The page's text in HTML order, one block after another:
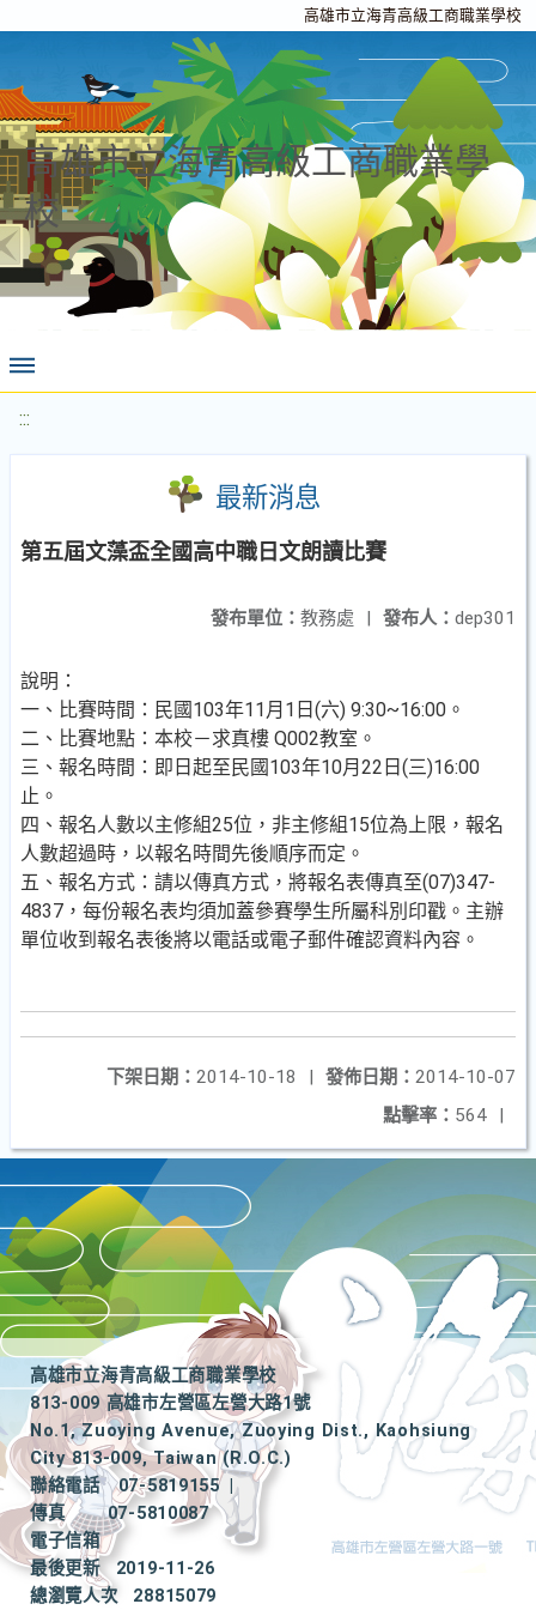
高雄市立海青高級工商職業學校
高雄市立海青高級工商職業學
校
:::
最新消息
第五屆文藻盃全國高中職日文朗讀比賽
發布人： dep301
發布單位： 教務處 |
說明：
一、比賽時間：民國103年11月1日(六) 9:30~16:00。
二、比賽地點：本校－求真樓 Q002教室。
三、報名時間：即日起至民國103年10月22日(三)16:00
止。
四、報名人數以主修組25位，非主修組15位為上限，報名
人數超過時，以報名時間先後順序而定。
五、報名方式：請以傳真方式，將報名表傳真至(07)347-
4837，每份報名表均須加蓋參賽學生所屬科別印戳。主辦
單位收到報名表後將以電話或電子郵件確認資料內容。
發佈日期： 2014-10-07
下架日期： 2014-10-18
|
點擊率： 564 |
高雄市立海青高級工商職業學校
813-009 高雄市左營區左營大路1號
No.1, Zuoying Avenue, Zuoying Dist., Kaohsiung
City 813-009, Taiwan (R.O.C.)
聯絡電話
07-5819155
|
傳真
07-5810087
電子信箱
最後更新
2019-11-26
總瀏覽人次
28815079